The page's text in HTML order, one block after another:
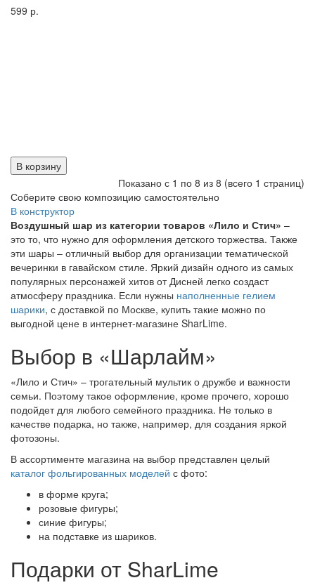
599 р.
В корзину
Показано с 1 по 8 из 8 (всего 1 страниц)
Соберите свою композицию самостоятельно
В конструктор
Воздушный шар из категории товаров «Лило и Стич» –
это то, что нужно для оформления детского торжества. Также
эти шары – отличный выбор для организации тематической
вечеринки в гавайском стиле. Яркий дизайн одного из самых
популярных персонажей хитов от Дисней легко создаст
атмосферу праздника. Если нужны наполненные гелием
шарики, с доставкой по Москве, купить такие можно по
выгодной цене в интернет-магазине SharLime.
Выбор в «Шарлайм»
«Лило и Стич» – трогательный мультик о дружбе и важности
семьи. Поэтому такое оформление, кроме прочего, хорошо
подойдет для любого семейного праздника. Не только в
качестве подарка, но также, например, для создания яркой
фотозоны.
В ассортименте магазина на выбор представлен целый
каталог фольгированных моделей с фото:
в форме круга;
розовые фигуры;
синие фигуры;
на подставке из шариков.
Подарки от SharLime